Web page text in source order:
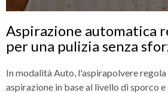
Aspirazione automatica
per una pulizia senza
In modalità Auto, l'aspirapolvere
aspirazione in base al livello di sporco